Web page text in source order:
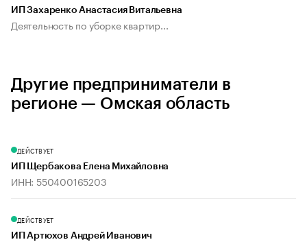
ИП Захаренко Анастасия Витальевна
Деятельность по уборке квартир...
Другие предприниматели в
регионе — Омская область
ДЕЙСТВУЕТ
ИП Щербакова Елена Михайловна
ИНН: 550400165203
ДЕЙСТВУЕТ
ИП Артюхов Андрей Иванович